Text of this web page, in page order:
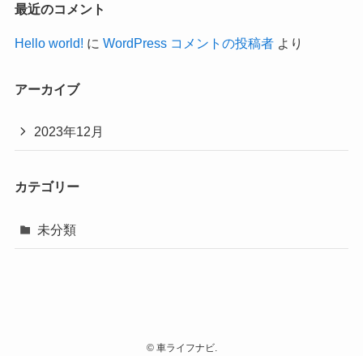
最近のコメント
Hello world! に WordPress コメントの投稿者より
アーカイブ
2023年12月
カテゴリー
未分類
©車ライフナビ.